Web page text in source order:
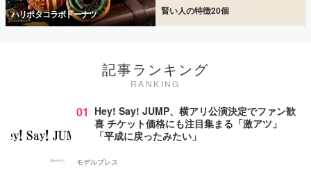
ハリポタコラボドーナツ 賢い人の特徴20個
記事ランキング
RANKING
01 Hey! Say! JUMP、横アリ公演決定でファン歓
喜 チケット価格にも注目集まる「激アツ」
「平成に戻ったみたい」
モデルプレス